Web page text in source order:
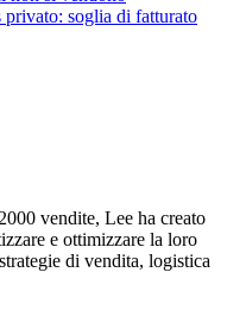
privato: soglia di fatturato
vendite, Lee ha creato
e ottimizzare la loro
di vendita, logistica